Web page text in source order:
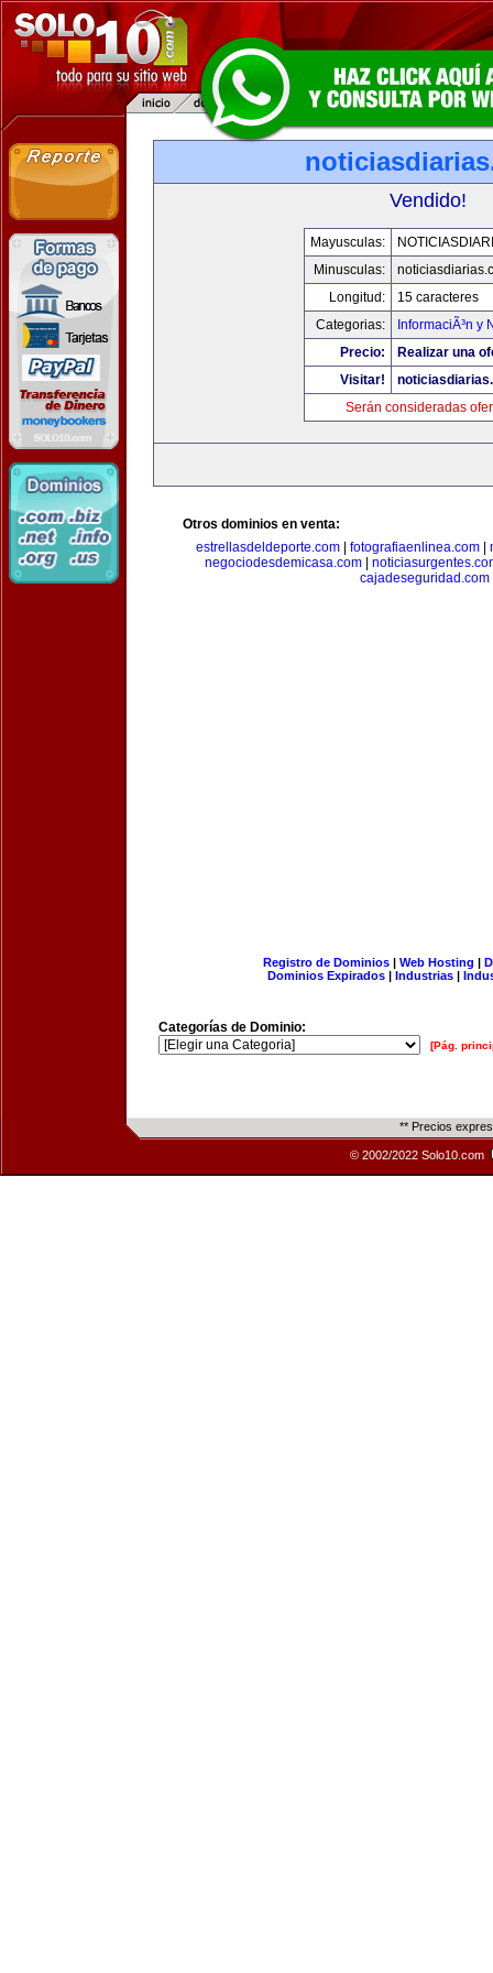
Vendido!
Mayusculas:
Minusculas:
Longitud:
15 caracteres
Categorias:
InformaciÃ³n y
Precio:
Realizar una
Visitar!
Serán consideradas
Otros dominios en venta:
estrellasdeldeporte.com
fotografiaenlinea.com
negociodesdemicasa.com
cajadeseguridad.com
Registro de Dominios| Web Hosting |
Dominios Expirados | Industrias |
Categorías de Dominio:
[Pág.
** Precios
© 2002/2022 Solo10.com